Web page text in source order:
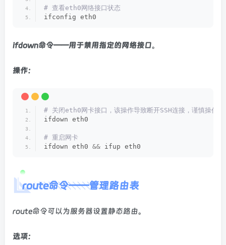
# 查看eth0网络接口状态
ifconfig eth0
ifdown命令——用于禁用指定的网络接口。
操作：
# 关闭eth0网卡接口，该操作导致断开SSH连接，谨慎操作
ifdown eth0
# 重启网卡
ifdown eth0 && ifup eth0
route命令——管理路由表
route命令可以为服务器设置静态路由。
选项：